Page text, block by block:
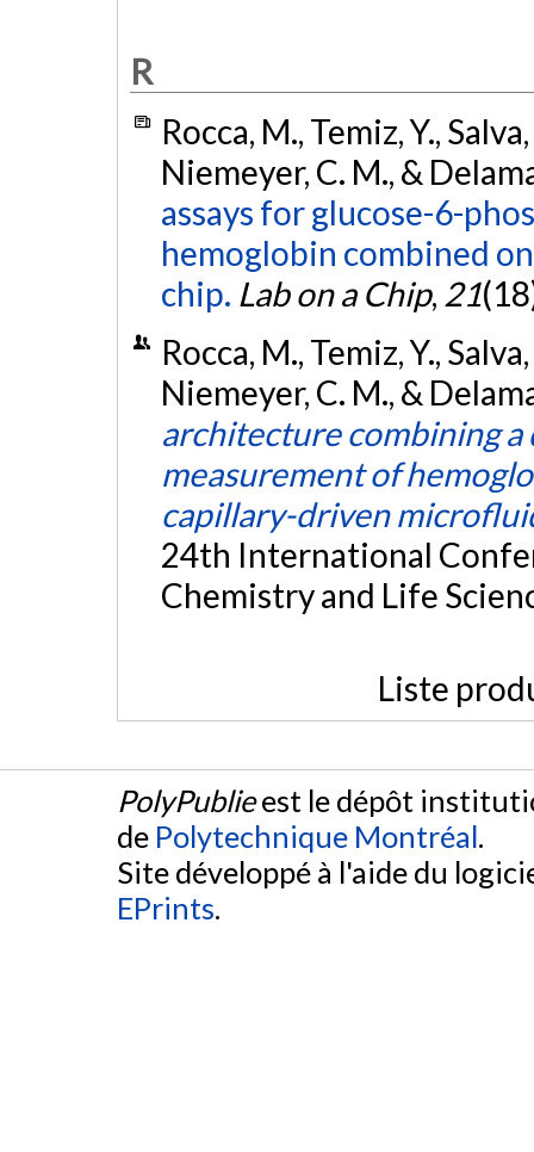
R
Rocca, M., Temiz, Y.,
Niemeyer, C. M., &
assays for glucose-6-
hemoglobin combined
chip. Lab on a Chip, 21
Rocca, M., Temiz, Y.,
Niemeyer, C. M., &
architecture combining a
measurement of
capillary-driven
24th International
Chemistry and Life
Liste
PolyPublieest le dépôt
de Polytechnique Montréal.
Site développé à l'aide du
EPrints.